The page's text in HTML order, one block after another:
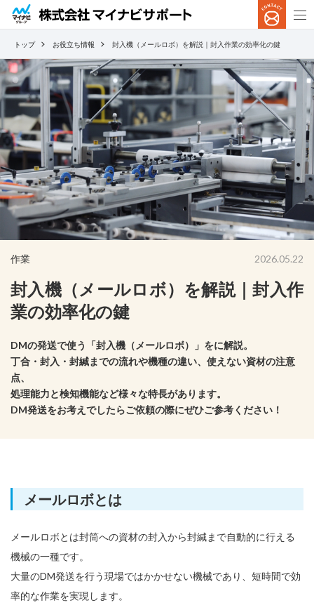
トップ お役立ち情報 封入機（メールロボ）を解説｜封入作業の効率化の鍵
作業 2026.05.22
封入機（メールロボ）を解説｜封入作
業の効率化の鍵
DMの発送で使う「封入機（メールロボ）」をに解説。
丁合・封入・封緘までの流れや機種の違い、使えない資材の注意
点、
処理能力と検知機能など様々な特長があります。
DM発送をお考えでしたらご依頼の際にぜひご参考ください！
メールロボとは
メールロボとは封筒への資材の封入から封緘まで自動的に行える
機械の一種です。
大量のDM発送を行う現場ではかかせない機械であり、短時間で効
率的な作業を実現します。